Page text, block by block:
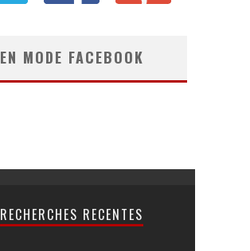
EN MODE FACEBOOK
RECHERCHES RECENTES